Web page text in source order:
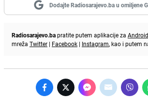
Dodajte Radiosarajevo.ba u omiljene
Radiosarajevo.bapratite putem aplikacije za Android
mreža Twitter | Facebook | Instagram, kao i putem